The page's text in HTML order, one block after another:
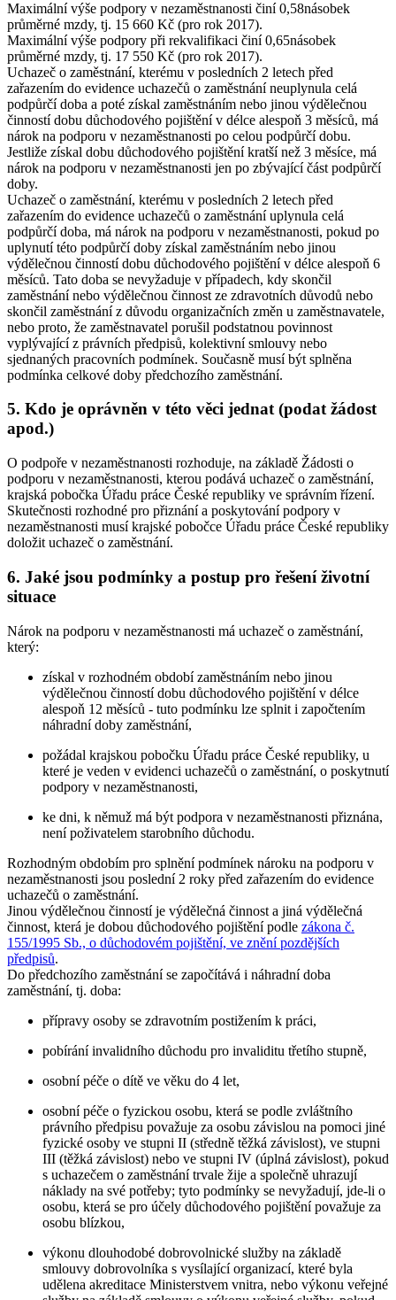
Maximální výše podpory v nezaměstnanosti činí 0,58násobek
průměrné mzdy, tj. 15 660 Kč (pro rok 2017).
Maximální výše podpory při rekvalifikaci činí 0,65násobek
průměrné mzdy, tj. 17 550 Kč (pro rok 2017).
Uchazeč o zaměstnání, kterému v posledních 2 letech před
zařazením do evidence uchazečů o zaměstnání neuplynula celá
podpůrčí doba a poté získal zaměstnáním nebo jinou výdělečnou
činností dobu důchodového pojištění v délce alespoň 3 měsíců, má
nárok na podporu v nezaměstnanosti po celou podpůrčí dobu.
Jestliže získal dobu důchodového pojištění kratší než 3 měsíce, má
nárok na podporu v nezaměstnanosti jen po zbývající část podpůrčí
doby.
Uchazeč o zaměstnání, kterému v posledních 2 letech před
zařazením do evidence uchazečů o zaměstnání uplynula celá
podpůrčí doba, má nárok na podporu v nezaměstnanosti, pokud po
uplynutí této podpůrčí doby získal zaměstnáním nebo jinou
výdělečnou činností dobu důchodového pojištění v délce alespoň 6
měsíců. Tato doba se nevyžaduje v případech, kdy skončil
zaměstnání nebo výdělečnou činnost ze zdravotních důvodů nebo
skončil zaměstnání z důvodu organizačních změn u zaměstnavatele,
nebo proto, že zaměstnavatel porušil podstatnou povinnost
vyplývající z právních předpisů, kolektivní smlouvy nebo
sjednaných pracovních podmínek. Současně musí být splněna
podmínka celkové doby předchozího zaměstnání.
5. Kdo je oprávněn v této věci jednat (podat žádost
apod.)
O podpoře v nezaměstnanosti rozhoduje, na základě Žádosti o
podporu v nezaměstnanosti, kterou podává uchazeč o zaměstnání,
krajská pobočka Úřadu práce České republiky ve správním řízení.
Skutečnosti rozhodné pro přiznání a poskytování podpory v
nezaměstnanosti musí krajské pobočce Úřadu práce České republiky
doložit uchazeč o zaměstnání.
6. Jaké jsou podmínky a postup pro řešení životní
situace
Nárok na podporu v nezaměstnanosti má uchazeč o zaměstnání,
který:
získal v rozhodném období zaměstnáním nebo jinou
výdělečnou činností dobu důchodového pojištění v délce
alespoň 12 měsíců - tuto podmínku lze splnit i započtením
náhradní doby zaměstnání,
požádal krajskou pobočku Úřadu práce České republiky, u
které je veden v evidenci uchazečů o zaměstnání, o poskytnutí
podpory v nezaměstnanosti,
ke dni, k němuž má být podpora v nezaměstnanosti přiznána,
není poživatelem starobního důchodu.
Rozhodným obdobím pro splnění podmínek nároku na podporu v
nezaměstnanosti jsou poslední 2 roky před zařazením do evidence
uchazečů o zaměstnání.
Jinou výdělečnou činností je výdělečná činnost a jiná výdělečná
činnost, která je dobou důchodového pojištění podle zákona č.
155/1995 Sb., o důchodovém pojištění, ve znění pozdějších
předpisů.
Do předchozího zaměstnání se započítává i náhradní doba
zaměstnání, tj. doba:
přípravy osoby se zdravotním postižením k práci,
pobírání invalidního důchodu pro invaliditu třetího stupně,
osobní péče o dítě ve věku do 4 let,
osobní péče o fyzickou osobu, která se podle zvláštního
právního předpisu považuje za osobu závislou na pomoci jiné
fyzické osoby ve stupni II (středně těžká závislost), ve stupni
III (těžká závislost) nebo ve stupni IV (úplná závislost), pokud
s uchazečem o zaměstnání trvale žije a společně uhrazují
náklady na své potřeby; tyto podmínky se nevyžadují, jde-li o
osobu, která se pro účely důchodového pojištění považuje za
osobu blízkou,
výkonu dlouhodobé dobrovolnické služby na základě
smlouvy dobrovolníka s vysílající organizací, které byla
udělena akreditace Ministerstvem vnitra, nebo výkonu veřejné